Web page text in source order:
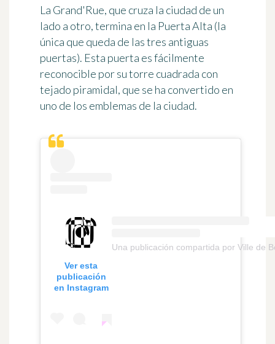
La Grand'Rue, que cruza la ciudad de un
lado a otro, termina en la Puerta Alta (la
única que queda de las tres antiguas
puertas). Esta puerta es fácilmente
reconocible por su torre cuadrada con
tejado piramidal, que se ha convertido en
uno de los emblemas de la ciudad.
Ver esta
publicación
en Instagram
Una publicación compartida por Ville de